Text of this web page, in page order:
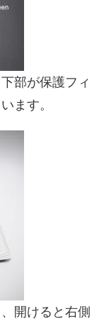
部が保護フィ
ます。
開けると右側